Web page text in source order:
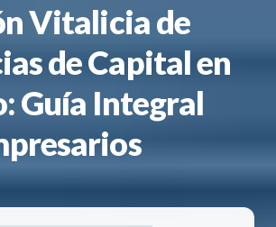
Vitalicia de
de Capital en
Guía Integral